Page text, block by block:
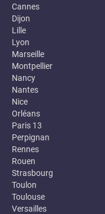
Cannes
Dijon
Lille
Lyon
Marseille
Montpellier
Nancy
Nantes
Nice
Orléans
Paris 13
Perpignan
Rennes
Rouen
Strasbourg
Toulon
Toulouse
Versailles